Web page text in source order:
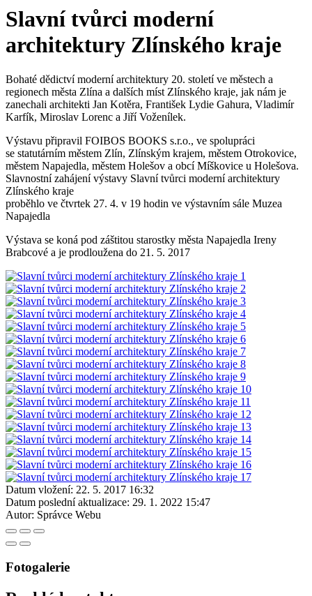
Slavní tvůrci moderní
architektury Zlínského kraje
Bohaté dědictví moderní architektury 20. století ve městech a
regionech města Zlína a dalších míst Zlínského kraje, jak nám je
zanechali architekti Jan Kotěra, František Lydie Gahura, Vladimír
Karfík, Miroslav Lorenc a Jiří Voženílek.
Výstavu připravil FOIBOS BOOKS s.r.o., ve spolupráci
se statutárním městem Zlín, Zlínským krajem, městem Otrokovice,
městem Napajedla, městem Holešov a obcí Míškovice u Holešova.
Slavnostní zahájení výstavy Slavní tvůrci moderní architektury
Zlínského kraje
proběhlo ve čtvrtek 27. 4. v 19 hodin ve výstavním sále Muzea
Napajedla
Výstava se koná pod záštitou starostky města Napajedla Ireny
Brabcové a je prodloužena do 21. 5. 2017
Datum vložení: 22. 5. 2017 16:32
Datum poslední aktualizace: 29. 1. 2022 15:47
Autor: Správce Webu
Fotogalerie